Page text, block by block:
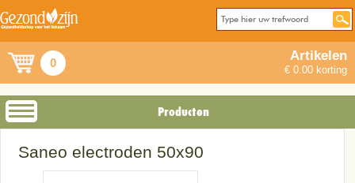
0 Artikelen
€ 0.00 korting
Producten
Saneo electroden 50x90